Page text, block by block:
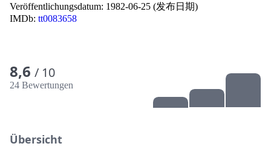
Veröffentlichungsdatum: 1982-06-25 (发布日期)
IMDb: tt0083658
8,6 / 10
24 Bewertungen
Übersicht